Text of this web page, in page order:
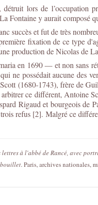
lors de l’occupation
Fontaine y aurait composé
succès et fut de très
fixation de ce type
production de Nicolas de
en 1690 — et non sans
ne possédait aucune des
(1680-1743), frère de
ce différent, Antoine
Rigaud et bourgeois de
refus [2]. Malgré ce
lettres à l'abbé de Rancé, avec
. Paris, archives nationales,